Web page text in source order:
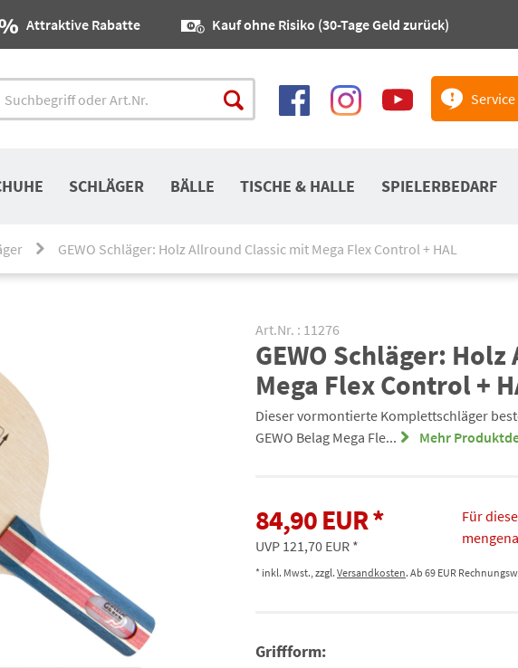
Attraktive Rabatte Kauf ohne Risiko (30-Tage Geld zurück)
Service
SCHLÄGER BÄLLE TISCHE & HALLE SPIELERBEDARF
GEWO Schläger: Holz Allround Classic mit Mega Flex Control + HAL
Art.Nr. : 11276
GEWO Schläger:
Mega Flex Control +
Dieser vormontierte Komplettschläger
GEWO Belag Mega Fle...
Mehr
84,90 EUR
UVP 121,70 EUR
Für
* inkl. Mwst., zzgl. Versandkosten. Ab 69 EUR
Griffform: